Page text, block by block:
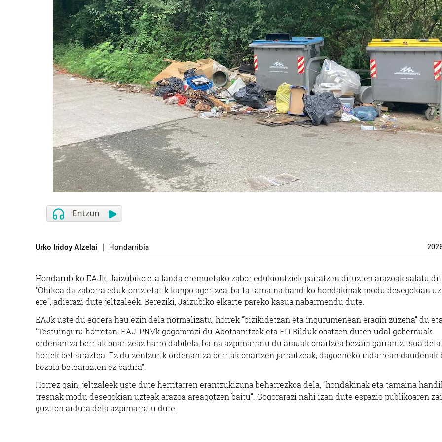
Urko Iridoy Alzelai Hondarribia
Hondarribiko EAJk, Jaizubiko eta landa eremuetako zabor edukiontziek pairatzen dituzten arazoak salatu
“Ohikoa da zaborra edukiontzietatik kanpo agertzea, baita tamaina handiko hondakinak modu desegokian
ere”, adierazi dute jeltzaleek. Bereziki, Jaizubiko elkarte pareko kasua nabarmendu dute.
EAJk uste du egoera hau ezin dela normalizatu, horrek “bizikidetzan eta ingurumenean eragin zuzena” du eta.
“Testuinguru horretan, EAJ-PNVk gogorarazi du Abotsanitzek eta EH Bilduk osatzen duten udal gobernuak
ordenantza berriak onartzeaz harro dabilela, baina azpimarratu du arauak onartzea bezain garrantzitsua dela
horiek betearaztea. Ez du zentzurik ordenantza berriak onartzen jarraitzeak, dagoeneko indarrean daudenak
bezala betearazten ez badira”.
Horrez gain, jeltzaleek uste dute herritarren erantzukizuna beharrezkoa dela, “hondakinak eta tamaina
tresnak modu desegokian uzteak arazoa areagotzen baitu”. Gogorarazi nahi izan dute espazio publikoaren
guztion ardura dela azpimarratu dute.
Janari dendak Haur eskolak